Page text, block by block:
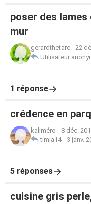
poser des lames
mur
gerardthetare - 22
Utilisateur
1 réponse
crédence en
kaliméro - 8 déc.
timia14- 3 janv.
5 réponses
cuisine gris